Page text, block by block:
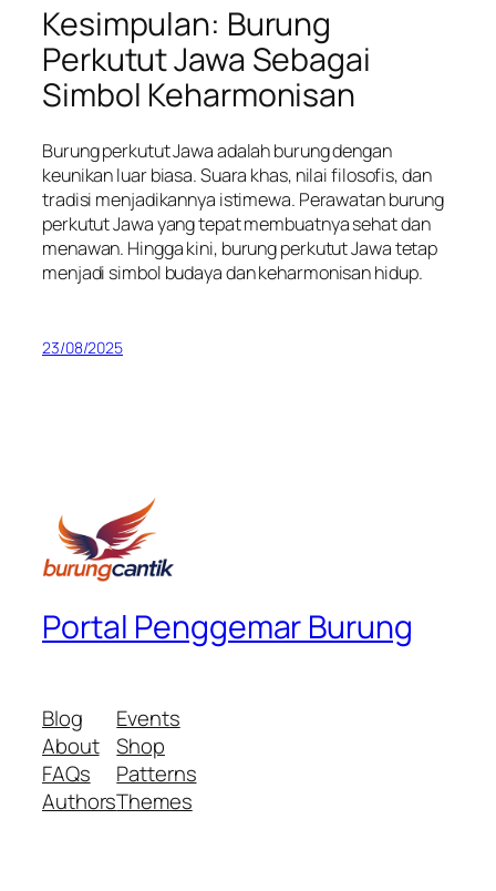
Kesimpulan: Burung
Perkutut Jawa Sebagai
Simbol Keharmonisan
Burung perkutut Jawa adalah burung dengan
keunikan luar biasa. Suara khas, nilai filosofis, dan
tradisi menjadikannya istimewa. Perawatan burung
perkutut Jawa yang tepat membuatnya sehat dan
menawan. Hingga kini, burung perkutut Jawa tetap
menjadi simbol budaya dan keharmonisan hidup.
23/08/2025
Portal Penggemar Burung
Blog
About
FAQs
Authors
Events
Shop
Patterns
Themes